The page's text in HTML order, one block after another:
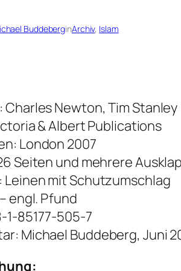
BuddeberginArchiv, Islam
Newton, Tim Stanley
& Albert Publications
London 2007
Seiten und mehrere
Leinen mit Schutzumschlag
engl. Pfund
1-85177-505-7
Michael Buddeberg, Juni